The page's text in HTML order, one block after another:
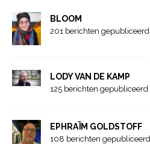
BLOOM
201 berichten gepubliceerd
LODY VAN DE KAMP
125 berichten gepubliceerd
EPHRAÏM GOLDSTOFF
108 berichten gepubliceerd